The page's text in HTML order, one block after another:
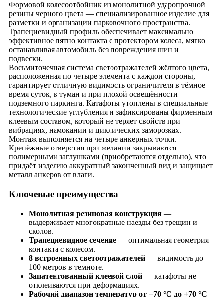
Формовой колесоотбойник из монолитной ударопрочной
резины черного цвета — специализированное изделие для
разметки и организации парковочного пространства.
Трапециевидный профиль обеспечивает максимально
эффективное пятно контакта с протектором колеса, мягко
останавливая автомобиль без повреждения шин и
подвески.
Восьмиточечная система светоотражателей жёлтого цвета,
расположенная по четыре элемента с каждой стороны,
гарантирует отличную видимость ограничителя в тёмное
время суток, в туман и при плохой освещённости
подземного паркинга. Катафоты утоплены в специальные
технологические углубления и зафиксированы фирменным
клеевым составом, который не теряет свойств при
вибрациях, намокании и циклических заморозках.
Монтаж выполняется на четыре анкерных точки.
Крепёжные отверстия при желании закрываются
полимерными заглушками (приобретаются отдельно), что
придаёт изделию аккуратный законченный вид и защищает
металл анкеров от влаги.
Ключевые преимущества
Монолитная резиновая конструкция —
выдерживает многократные наезды без трещин и
сколов.
Трапециевидное сечение — оптимальная геометрия
контакта с колесом.
8 встроенных светоотражателей — видимость до
100 метров в темноте.
Запатентованный клеевой слой — катафоты не
отклеиваются при деформациях.
Рабочий диапазон температур от −70 °C до +70 °C